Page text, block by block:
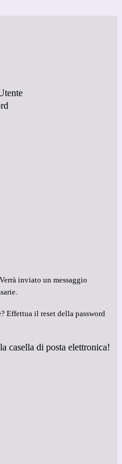
Verrà inviato un messaggio
Effettua il reset della password
casella di posta elettronica!